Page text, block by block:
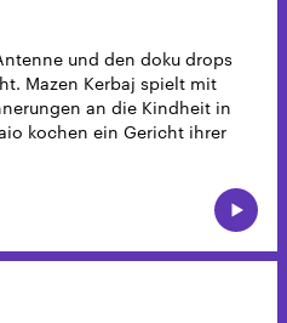
und den doku drops
Mazen Kerbaj spielt mit
an die Kindheit in
kochen ein Gericht ihrer